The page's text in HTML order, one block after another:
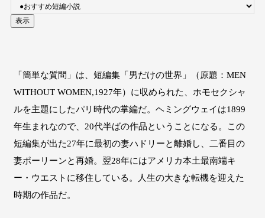
「簡単な質問」は、短編集「男だけの世界」（原題：MEN
WITHOUT WOMEN,1927年）に収められた、ホモセクシャ
ルを主題にしたパリ時代の掌編だ。ヘミングウェイは1899
年生まれなので、20代半ばの作品ということになる。この
短編集が出た27年に最初の妻ハドリーと離婚し、二番目の
妻ポーリーンと再婚。翌28年にはアメリカ本土最南端キ
ー・ウエストに移住している。人生の大きな転機を迎えた
時期の作品だ。